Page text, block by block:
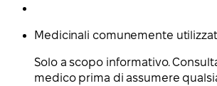
Medicinali comunemente
Solo a scopo informativo.
medico prima di assumere